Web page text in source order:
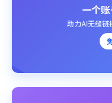
一个
助力AI无缝